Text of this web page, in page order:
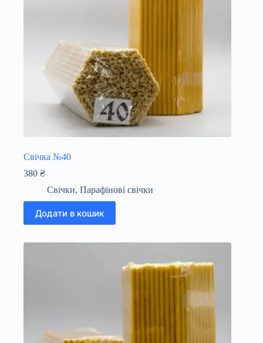
Свічка №40
380 ₴
Свічки, Парафінові свічки
Додати в кошик